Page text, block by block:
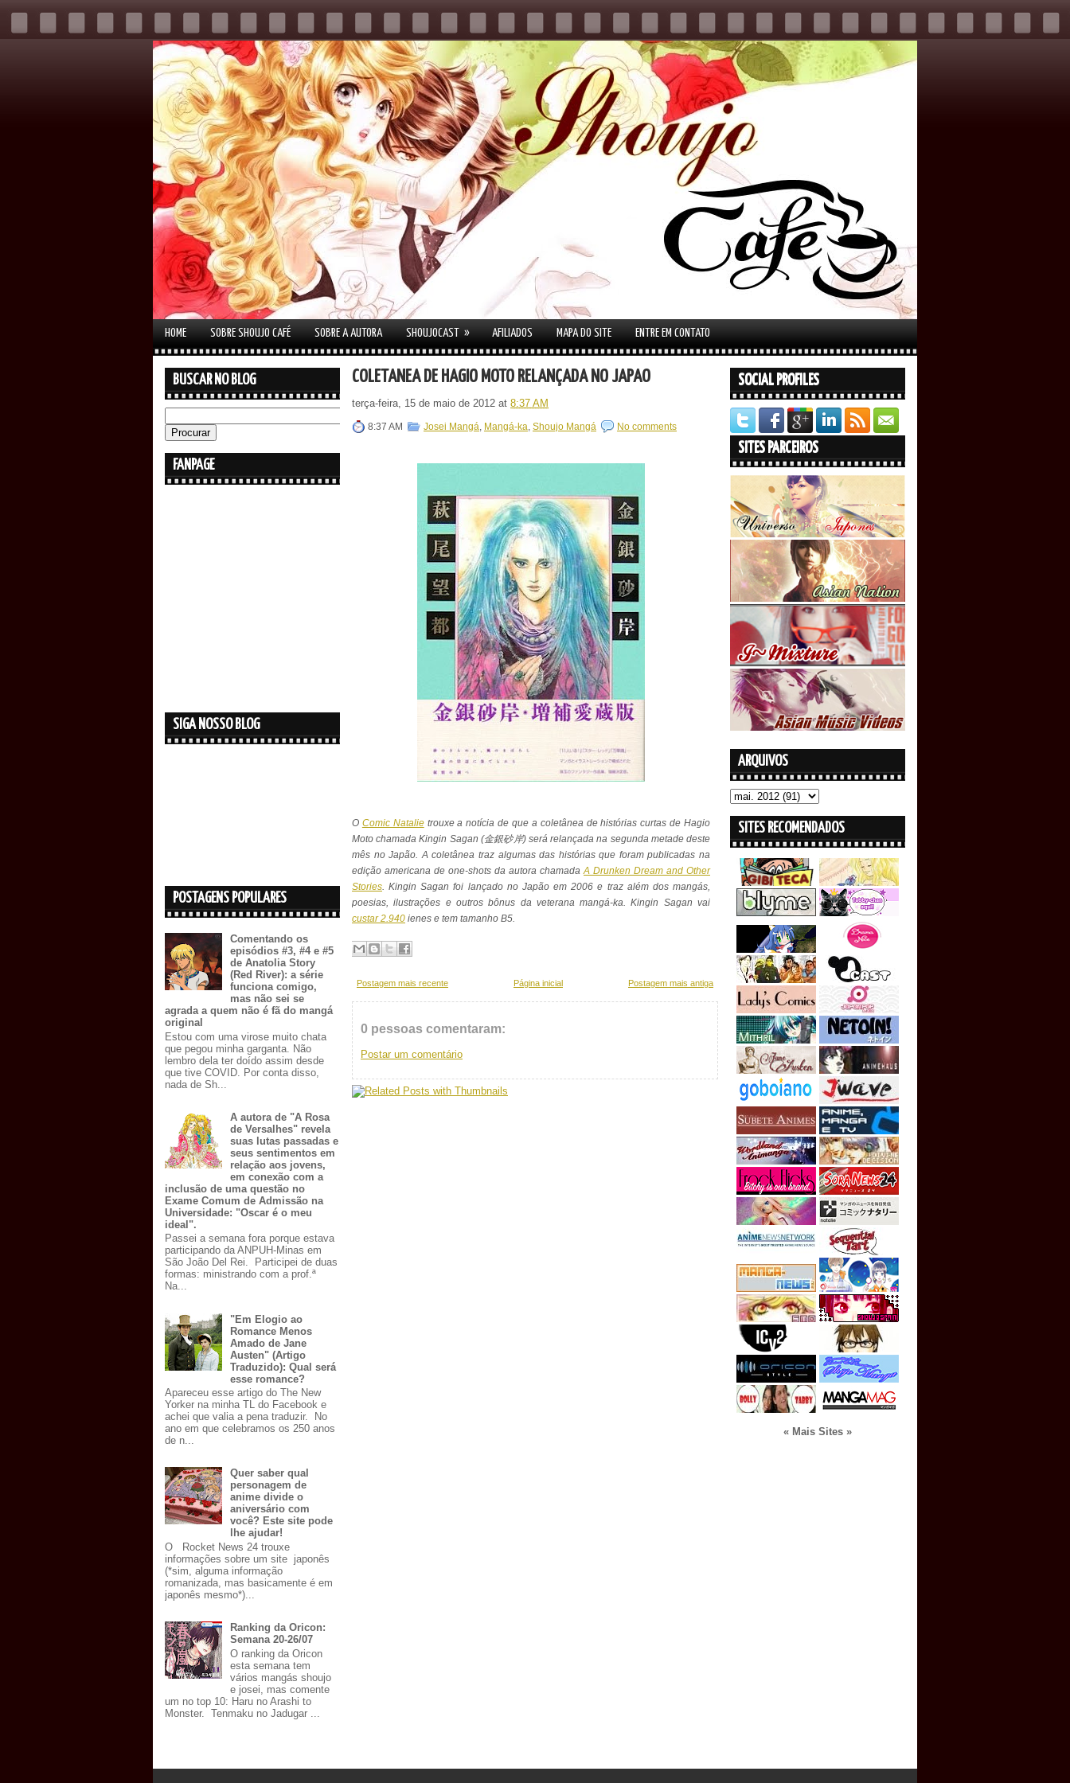
HOME SOBRE SHOUJO CAFÉ SOBRE A AUTORA SHOUJOCAST » AFILIADOS MAPA DO SITE ENTRE EM CONTATO
BUSCAR NO BLOG
FANPAGE
SIGA NOSSO BLOG
POSTAGENS POPULARES
Comentando os
episódios #3, #4 e #5
de Anatolia Story
(Red River): a série
funciona comigo,
mas não sei se
agrada a quem não é fã do mangá
original
Estou com uma virose muito chata
que pegou minha garganta. Não
lembro dela ter doído assim desde
que tive COVID. Por conta disso,
nada de Sh...
A autora de "A Rosa
de Versalhes" revela
suas lutas passadas e
seus sentimentos em
relação aos jovens,
em conexão com a
inclusão de uma questão no
Exame Comum de Admissão na
Universidade: "Oscar é o meu
ideal".
Passei a semana fora porque estava
participando da ANPUH-Minas em
São João Del Rei. Participei de duas
formas: ministrando com a prof.ª
Na...
"Em Elogio ao
Romance Menos
Amado de Jane
Austen" (Artigo
Traduzido): Qual será
esse romance?
Apareceu esse artigo do The New
Yorker na minha TL do Facebook e
achei que valia a pena traduzir. No
ano em que celebramos os 250 anos
de n...
Quer saber qual
personagem de
anime divide o
aniversário com
você? Este site pode
lhe ajudar!
O Rocket News 24 trouxe
informações sobre um site japonês
(*sim, alguma informação
romanizada, mas basicamente é em
japonês mesmo*)...
Ranking da Oricon:
Semana 20-26/07
O ranking da Oricon
esta semana tem
vários mangás shoujo
e josei, mas comente
um no top 10: Haru no Arashi to
Monster. Tenmaku no Jadugar ...
COLETÂNEA DE HAGIO MOTO RELANÇADA NO JAPÃO
terça-feira, 15 de maio de 2012 at 8:37 AM
8:37 AM Josei Mangá, Mangá-ka, Shoujo Mangá No comments
O Comic Natalietrouxe a notícia de que a coletânea de histórias curtas de Hagio
Moto chamada Kingin Sagan (金銀砂岸) será relançada na segunda metade deste
mês no Japão. A coletânea traz algumas das histórias que foram publicadas na
edição americana de one-shots da autora chamadaA Drunken Dream and Other
Stories. Kingin Sagan foi lançado no Japão em 2006 e traz além dos mangás,
poesias, ilustrações e outros bônus da veterana mangá-ka. Kingin Sagan vai
custar 2.940 ienes e tem tamanho B5.
Postagem mais recente Postagem mais antiga
Página inicial
0 pessoas comentaram:
Postar um comentário
SOCIAL PROFILES
SITES PARCEIROS
ARQUIVOS
SITES RECOMENDADOS
« Mais Sites »